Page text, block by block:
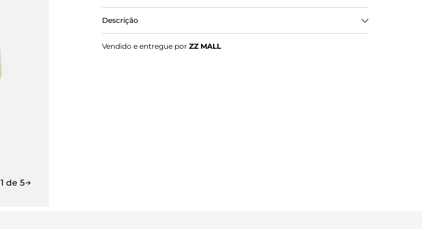
1 de 5
Descrição
Bolsa Tote Branca Grande Logo Perfurado
Vendido e entregue por ZZ MALL